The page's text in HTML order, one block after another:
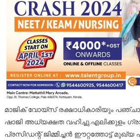
മാജിക് വോയ്സ് രക്ഷാധികാരിയും
ഷാജി അധ്യക്ഷത വഹിച്ചു.എലിക്കുളം
പ്രസിഡന്റ് ജിമ്മിച്ചൻ ഈറ്റത്തോട്ട് മുഖ്യ